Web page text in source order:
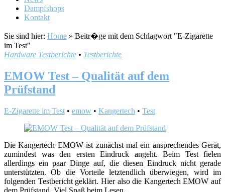
Dampfshops
Kontakt
Sie sind hier: Home » Beitr�ge mit dem Schlagwort "E-Zigarette
im Test"
Hardware Testberichte • Testberichte
EMOW Test – Qualität auf dem
Prüfstand
E-Zigarette im Test • emow • Kangertech • Test
Die Kangertech EMOW ist zunächst mal ein ansprechendes Gerät,
zumindest was den ersten Eindruck angeht. Beim Test fielen
allerdings ein paar Dinge auf, die diesen Eindruck nicht gerade
unterstützten. Ob die Vorteile letztendlich überwiegen, wird im
folgenden Testbericht geklärt. Hier also die Kangertech EMOW auf